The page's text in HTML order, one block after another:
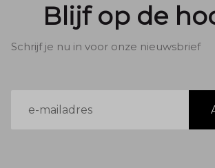
Blijf op de
Schrijf je nu in voor onze nieuwsbrief
mailadres